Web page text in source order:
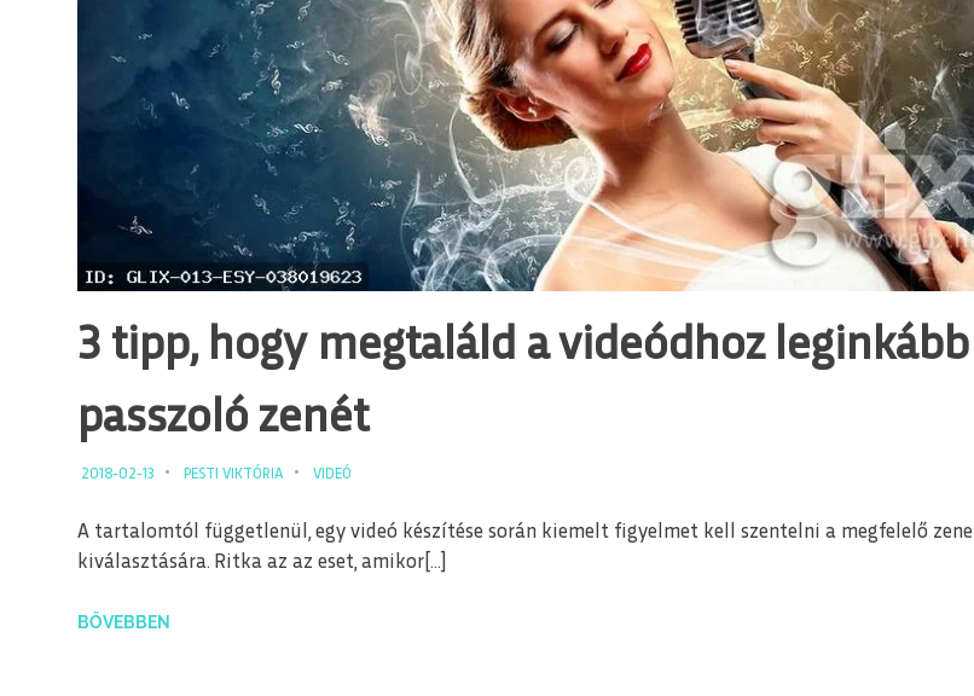
3 tipp, hogy megtaláld a videódhoz leginkább
passzoló zenét
2018-02-13 PESTI VIKTÓRIA VIDEÓ
A tartalomtól függetlenül, egy videó készítése során kiemelt figyelmet kell szentelni a megfelelő zene
kiválasztására. Ritka az az eset, amikor[…]
BŐVEBBEN